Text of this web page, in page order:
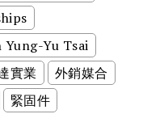
Yung-Yu Tsai
實業
外銷媒合
緊固件